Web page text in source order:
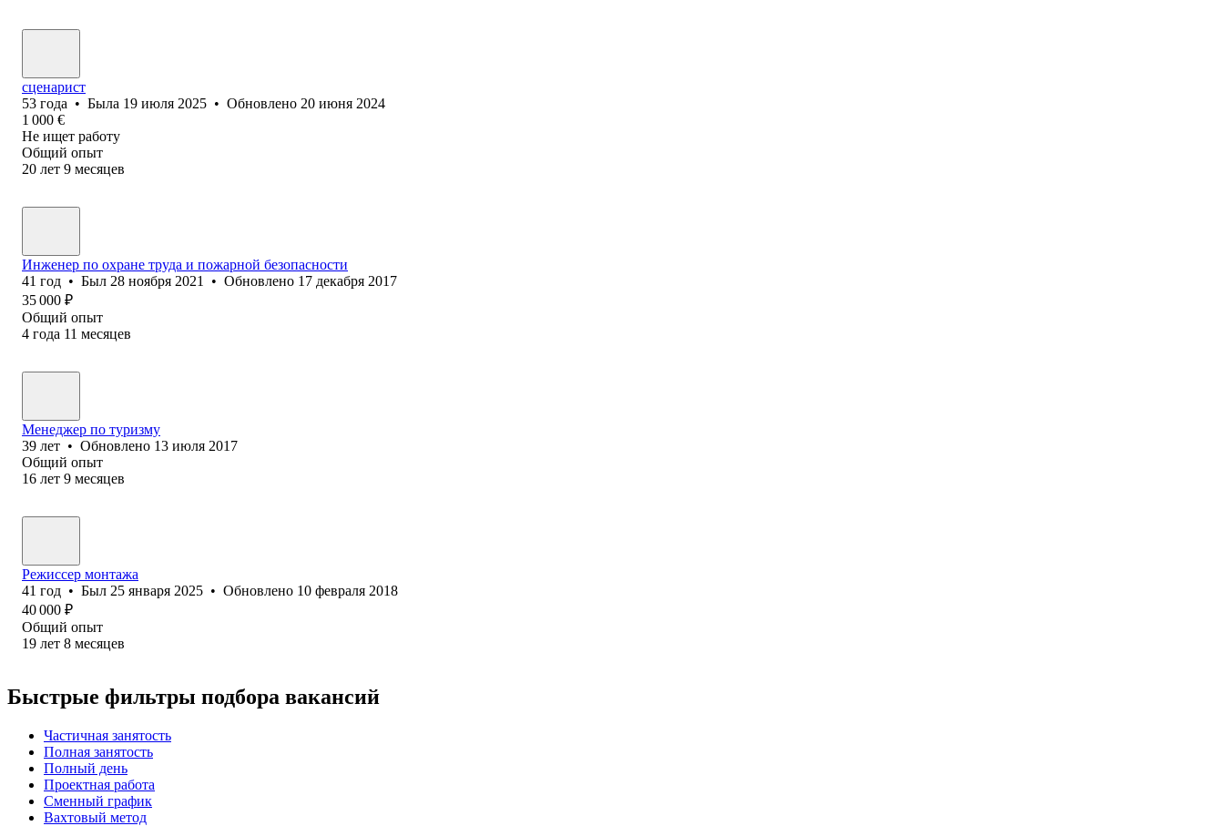
сценарист
53 года • Была 19 июля 2025 • Обновлено 20 июня 2024
1 000 €
Не ищет работу
Общий опыт
20 лет 9 месяцев
Инженер по охране труда и пожарной безопасности
41 год • Был 28 ноября 2021 • Обновлено 17 декабря 2017
35 000 ₽
Общий опыт
4 года 11 месяцев
Менеджер по туризму
39 лет • Обновлено 13 июля 2017
Общий опыт
16 лет 9 месяцев
Режиссер монтажа
41 год • Был 25 января 2025 • Обновлено 10 февраля 2018
40 000 ₽
Общий опыт
19 лет 8 месяцев
Быстрые фильтры подбора вакансий
Частичная занятость
Полная занятость
Полный день
Проектная работа
Сменный график
Вахтовый метод